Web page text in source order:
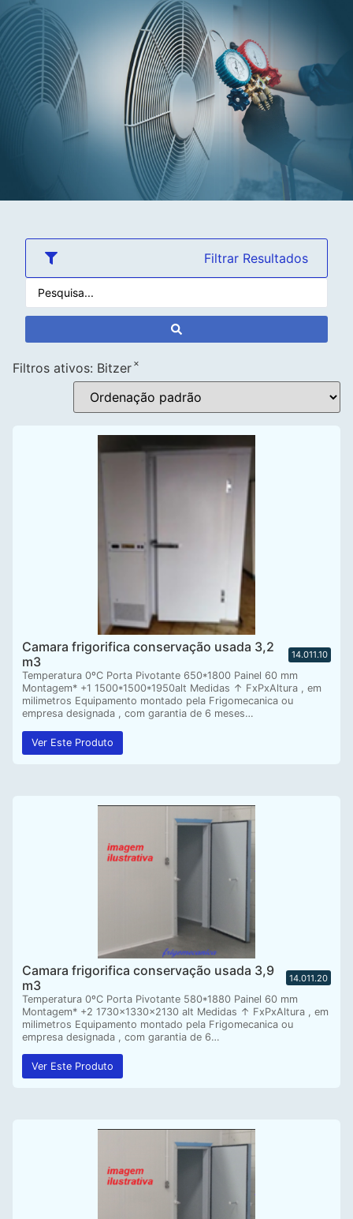
Filtrar Resultados
Filtros ativos: Bitzer ×
Camara frigorifica conservação usada 3,2
m3
14.011.10
Temperatura 0ºC Porta Pivotante 650*1800 Painel 60 mm
Montagem* +1 1500*1500*1950alt Medidas ↑ FxPxAltura , em
milimetros Equipamento montado pela Frigomecanica ou
empresa designada , com garantia de 6 meses…
Ver Este Produto
Camara frigorifica conservação usada 3,9
m3
14.011.20
Temperatura 0ºC Porta Pivotante 580*1880 Painel 60 mm
Montagem* +2 1730x1330x2130 alt Medidas ↑ FxPxAltura , em
milimetros Equipamento montado pela Frigomecanica ou
empresa designada , com garantia de 6…
Ver Este Produto